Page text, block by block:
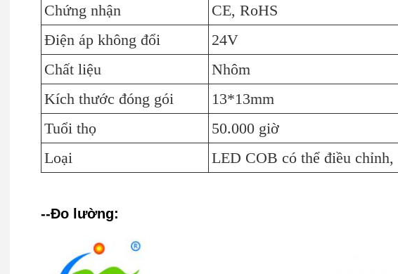
Chứng nhận
CE, RoHS
Điện áp không đổi
24V
Chất liệu
Nhôm
Kích thước đóng gói
13*13mm
Tuổi thọ
50.000 giờ
Loại
LED COB có thể điều
--Đo lường: